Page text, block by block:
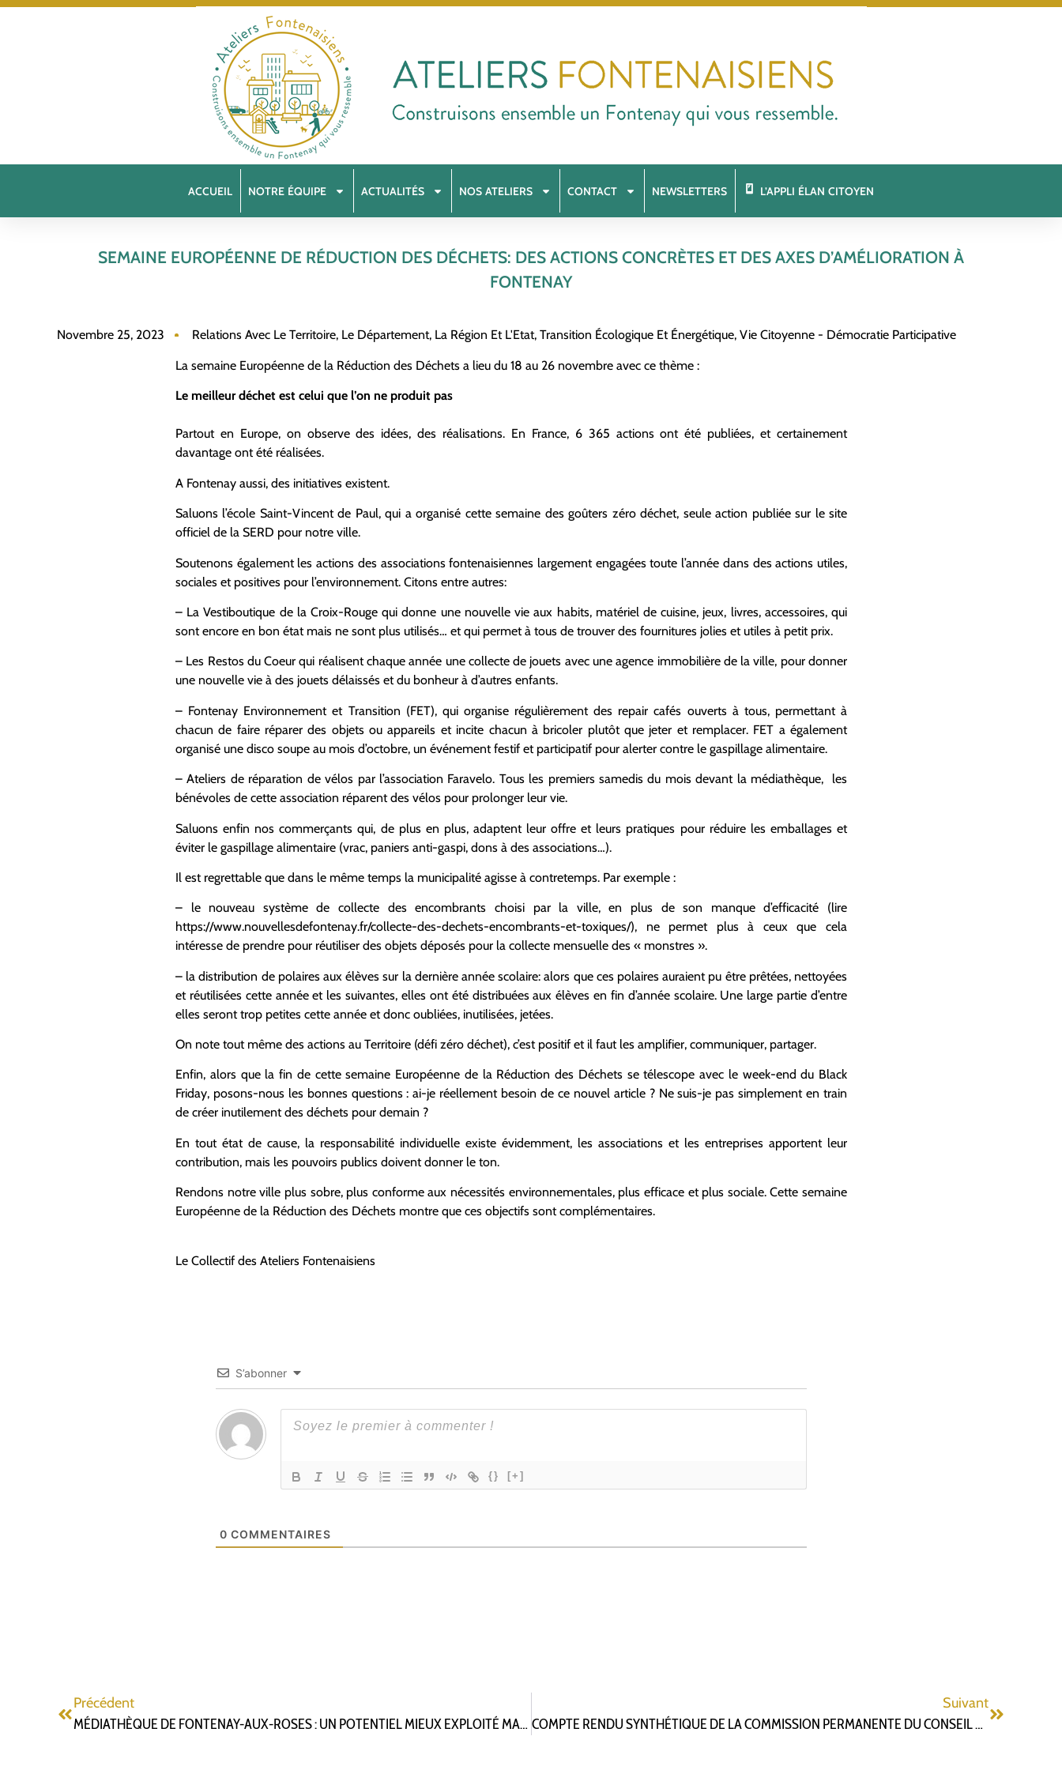
ACCUEIL NOTRE ÉQUIPE ACTUALITÉS NOS ATELIERS CONTACT NEWSLETTERS L’APPLI ÉLAN CITOYEN
SEMAINE EUROPÉENNE DE RÉDUCTION DES DÉCHETS: DES ACTIONS CONCRÈTES ET DES AXES D’AMÉLIORATION À
FONTENAY
Novembre 25, 2023 Relations Avec Le Territoire, Le Département, La Région Et L'Etat, Transition Écologique Et Énergétique, Vie Citoyenne - Démocratie Participative
La semaine Européenne de la Réduction des Déchets a lieu du 18 au 26 novembre avec ce thème :
Le meilleur déchet est celui que l’on ne produit pas
Partout en Europe, on observe des idées, des réalisations. En France, 6 365 actions ont été publiées, et certainement
davantage ont été réalisées.
A Fontenay aussi, des initiatives existent.
Saluons l’école Saint-Vincent de Paul, qui a organisé cette semaine des goûters zéro déchet, seule action publiée sur le site
officiel de la SERD pour notre ville.
Soutenons également les actions des associations fontenaisiennes largement engagées toute l’année dans des actions utiles,
sociales et positives pour l’environnement. Citons entre autres:
– La Vestiboutique de la Croix-Rouge qui donne une nouvelle vie aux habits, matériel de cuisine, jeux, livres, accessoires, qui
sont encore en bon état mais ne sont plus utilisés… et qui permet à tous de trouver des fournitures jolies et utiles à petit prix.
– Les Restos du Coeur qui réalisent chaque année une collecte de jouets avec une agence immobilière de la ville, pour donner
une nouvelle vie à des jouets délaissés et du bonheur à d’autres enfants.
– Fontenay Environnement et Transition (FET), qui organise régulièrement des repair cafés ouverts à tous, permettant à
chacun de faire réparer des objets ou appareils et incite chacun à bricoler plutôt que jeter et remplacer. FET a également
organisé une disco soupe au mois d’octobre, un événement festif et participatif pour alerter contre le gaspillage alimentaire.
– Ateliers de réparation de vélos par l’association Faravelo. Tous les premiers samedis du mois devant la médiathèque, les
bénévoles de cette association réparent des vélos pour prolonger leur vie.
Saluons enfin nos commerçants qui, de plus en plus, adaptent leur offre et leurs pratiques pour réduire les emballages et
éviter le gaspillage alimentaire (vrac, paniers anti-gaspi, dons à des associations…).
Il est regrettable que dans le même temps la municipalité agisse à contretemps. Par exemple :
– le nouveau système de collecte des encombrants choisi par la ville, en plus de son manque d’efficacité (lire
https://www.nouvellesdefontenay.fr/collecte-des-dechets-encombrants-et-toxiques/), ne permet plus à ceux que cela
intéresse de prendre pour réutiliser des objets déposés pour la collecte mensuelle des « monstres ».
– la distribution de polaires aux élèves sur la dernière année scolaire: alors que ces polaires auraient pu être prêtées, nettoyées
et réutilisées cette année et les suivantes, elles ont été distribuées aux élèves en fin d’année scolaire. Une large partie d’entre
elles seront trop petites cette année et donc oubliées, inutilisées, jetées.
On note tout même des actions au Territoire (défi zéro déchet), c’est positif et il faut les amplifier, communiquer, partager.
Enfin, alors que la fin de cette semaine Européenne de la Réduction des Déchets se télescope avec le week-end du Black
Friday, posons-nous les bonnes questions : ai-je réellement besoin de ce nouvel article ? Ne suis-je pas simplement en train
de créer inutilement des déchets pour demain ?
En tout état de cause, la responsabilité individuelle existe évidemment, les associations et les entreprises apportent leur
contribution, mais les pouvoirs publics doivent donner le ton.
Rendons notre ville plus sobre, plus conforme aux nécessités environnementales, plus efficace et plus sociale. Cette semaine
Européenne de la Réduction des Déchets montre que ces objectifs sont complémentaires.
Le Collectif des Ateliers Fontenaisiens
S’abonner
{} [+]
0 COMMENTAIRES
Précédent
MÉDIATHÈQUE DE FONTENAY-AUX-ROSES : UN POTENTIEL MIEUX EXPLOITÉ MAIS TOUJOURS DES PISTES DE PROGRÈS
Suivant
COMPTE RENDU SYNTHÉTIQUE DE LA COMMISSION PERMANENTE DU CONSEIL DÉPARTEMENTAL DU 27 NOVEMBRE